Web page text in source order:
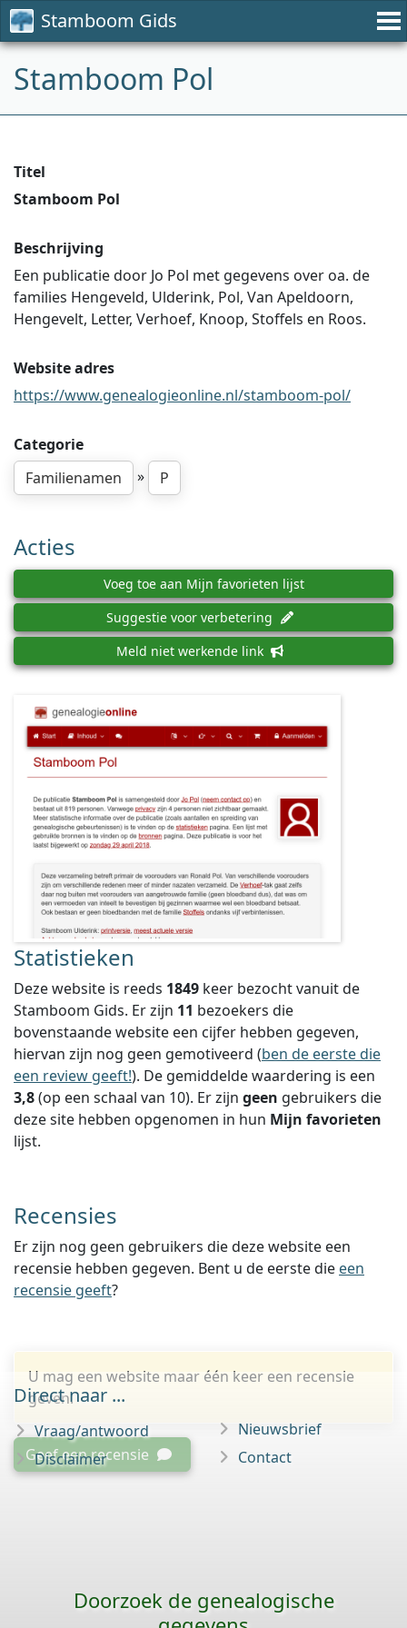
Stamboom Gids
Stamboom Pol
Titel
Stamboom Pol
Beschrijving
Een publicatie door Jo Pol met gegevens over oa. de
families Hengeveld, Ulderink, Pol, Van Apeldoorn,
Hengevelt, Letter, Verhoef, Knoop, Stoffels en Roos.
Website adres
https://www.genealogieonline.nl/stamboom-pol/
Categorie
Familienamen
» P
Acties
Voeg toe aan Mijn favorieten lijst
Suggestie voor verbetering
Meld niet werkende link
Statistieken
Deze website is reeds 1849 keer bezocht vanuit de
Stamboom Gids. Er zijn 11 bezoekers die
bovenstaande website een cijfer hebben gegeven,
hiervan zijn nog geen gemotiveerd (ben de eerste die
een review geeft!). De gemiddelde waardering is een
3,8(op een schaal van 10). Er zijn geen gebruikers die
deze site hebben opgenomen in hun Mijn favorieten
lijst.
Recensies
Er zijn nog geen gebruikers die deze website een
recensie hebben gegeven. Bent u de eerste die een
recensie geeft?
U mag een website maar één keer een recensie
geven.
Geef een recensie
Direct naar ...
Vraag/antwoord
Disclaimer
Nieuwsbrief
Contact
Doorzoek de genealogische